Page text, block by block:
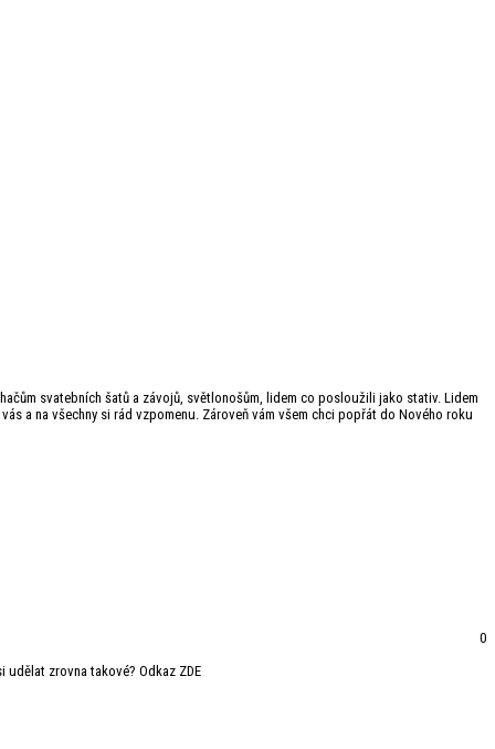
svatebních šatů a závojů, světlonošům, lidem co posloužili jako stativ. Lidem
a na všechny si rád vzpomenu. Zároveň vám všem chci popřát do Nového roku
0
udělat zrovna takové? Odkaz ZDE